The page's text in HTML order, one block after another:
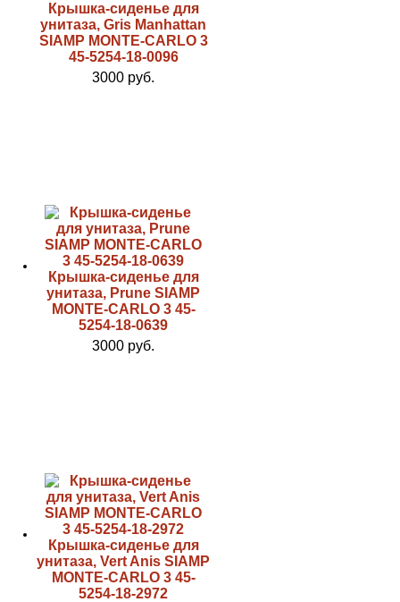
Крышка-сиденье для
унитаза, Gris Manhattan
SIAMP MONTE-CARLO 3
45-5254-18-0096
3000 руб.
Крышка-сиденье для
унитаза, Prune SIAMP
MONTE-CARLO 3 45-
5254-18-0639
3000 руб.
Крышка-сиденье для
унитаза, Vert Anis SIAMP
MONTE-CARLO 3 45-
5254-18-2972